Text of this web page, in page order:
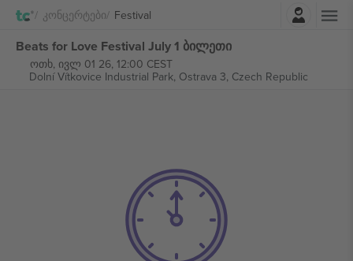
Კონცერტები Festival
Beats for Love Festival July 1 ბილეთი
ოთხ, ივლ 01 26, 12:00 CEST
Dolní Vítkovice Industrial Park, Ostrava 3, Czech Republic